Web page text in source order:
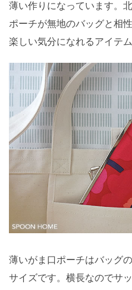
薄い作りになっています。
ポーチが無地のバッグと相
楽しい気分になれるアイテム
薄いがま口ポーチはバッグ
サイズです。横長なのでサ